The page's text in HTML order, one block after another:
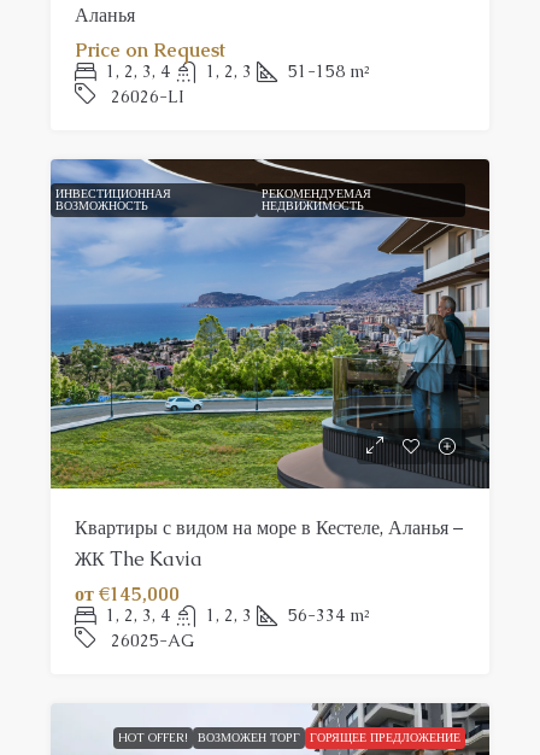
Аланья
Price on Request
1, 2, 3, 4 1, 2, 3 51-158 m²
26026-LI
ИНВЕСТИЦИОННАЯ
ВОЗМОЖНОСТЬ
РЕКОМЕНДУЕМАЯ
НЕДВИЖИМОСТЬ
Квартиры с видом на море в Кестеле, Аланья –
ЖК The Kavia
от€145,000
1, 2, 3, 4 1, 2, 3 56-334 m²
26025-AG
HOT OFFER! ВОЗМОЖЕН ТОРГ ГОРЯЩЕЕ ПРЕДЛОЖЕНИЕ